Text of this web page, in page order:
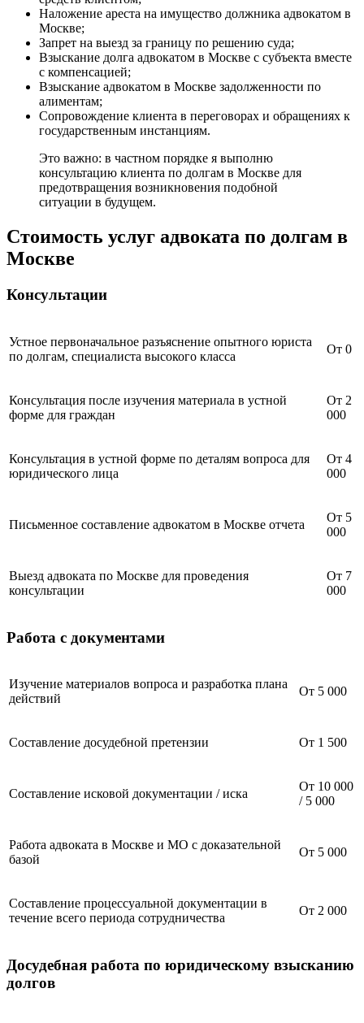
Наложение ареста на имущество должника адвокатом в
Москве;
Запрет на выезд за границу по решению суда;
Взыскание долга адвокатом в Москве с субъекта вместе
с компенсацией;
Взыскание адвокатом в Москве задолженности по
алиментам;
Сопровождение клиента в переговорах и обращениях к
государственным инстанциям.
Это важно: в частном порядке я выполню
консультацию клиента по долгам в Москве для
предотвращения возникновения подобной
ситуации в будущем.
Стоимость услуг адвоката по долгам в
Москве
Консультации
Устное первоначальное разъяснение опытного юриста
по долгам, специалиста высокого класса
От 0
Консультация после изучения материала в устной
форме для граждан
От 2
000
Консультация в устной форме по деталям вопроса для
юридического лица
От 4
000
Письменное составление адвокатом в Москве отчета
От 5
000
Выезд адвоката по Москве для проведения
консультации
От 7
000
Работа с документами
Изучение материалов вопроса и разработка плана
действий
От 5 000
Составление досудебной претензии От 1 500
Составление исковой документации / иска
От 10 000
/ 5 000
Работа адвоката в Москве и МО с доказательной
базой
От 5 000
Составление процессуальной документации в
течение всего периода сотрудничества
От 2 000
Досудебная работа по юридическому взысканию
долгов